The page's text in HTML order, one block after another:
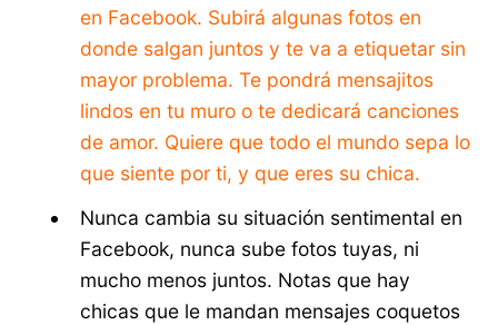
en Facebook. Subirá algunas fotos en
donde salgan juntos y te va a etiquetar sin
mayor problema. Te pondrá mensajitos
lindos en tu muro o te dedicará canciones
de amor. Quiere que todo el mundo sepa lo
que siente por ti, y que eres su chica.
Nunca cambia su situación sentimental en
Facebook, nunca sube fotos tuyas, ni
mucho menos juntos. Notas que hay
chicas que le mandan mensajes coquetos